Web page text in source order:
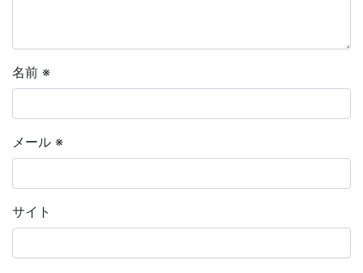
名前 ※
メール ※
サイト